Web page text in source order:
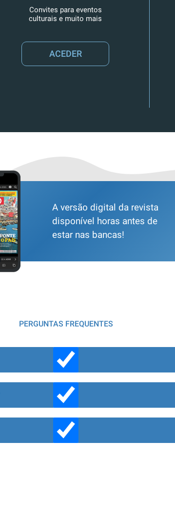
Convites para eventos
culturais e muito mais
ACEDER
A versão digital da revista
disponível horas antes de
estar nas bancas!
PERGUNTAS FREQUENTES